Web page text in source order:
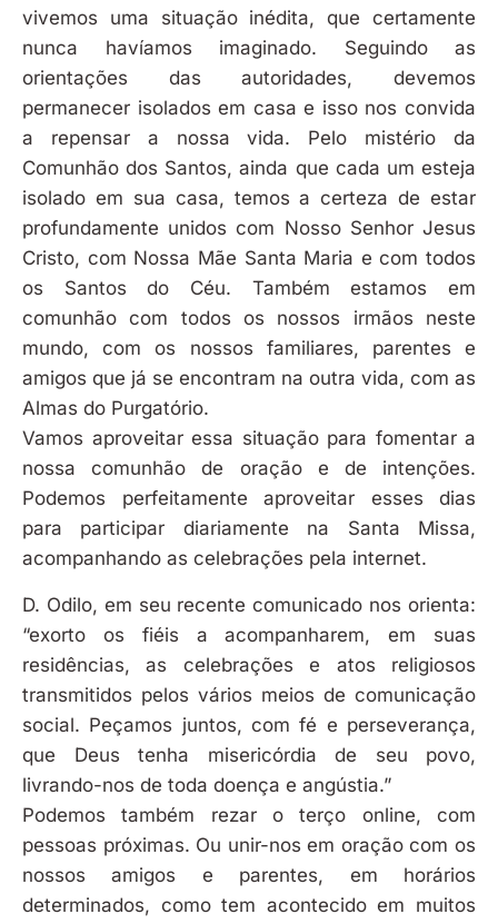
vivemos uma situação inédita, que certamente
nunca havíamos imaginado. Seguindo as
orientações das autoridades, devemos
permanecer isolados em casa e isso nos convida
a repensar a nossa vida. Pelo mistério da
Comunhão dos Santos, ainda que cada um esteja
isolado em sua casa, temos a certeza de estar
profundamente unidos com Nosso Senhor Jesus
Cristo, com Nossa Mãe Santa Maria e com todos
os Santos do Céu. Também estamos em
comunhão com todos os nossos irmãos neste
mundo, com os nossos familiares, parentes e
amigos que já se encontram na outra vida, com as
Almas do Purgatório.
Vamos aproveitar essa situação para fomentar a
nossa comunhão de oração e de intenções.
Podemos perfeitamente aproveitar esses dias
para participar diariamente na Santa Missa,
acompanhando as celebrações pela internet.
D. Odilo, em seu recente comunicado nos orienta:
“exorto os fiéis a acompanharem, em suas
residências, as celebrações e atos religiosos
transmitidos pelos vários meios de comunicação
social. Peçamos juntos, com fé e perseverança,
que Deus tenha misericórdia de seu povo,
livrando-nos de toda doença e angústia.”
Podemos também rezar o terço online, com
pessoas próximas. Ou unir-nos em oração com os
nossos amigos e parentes, em horários
determinados, como tem acontecido em muitos